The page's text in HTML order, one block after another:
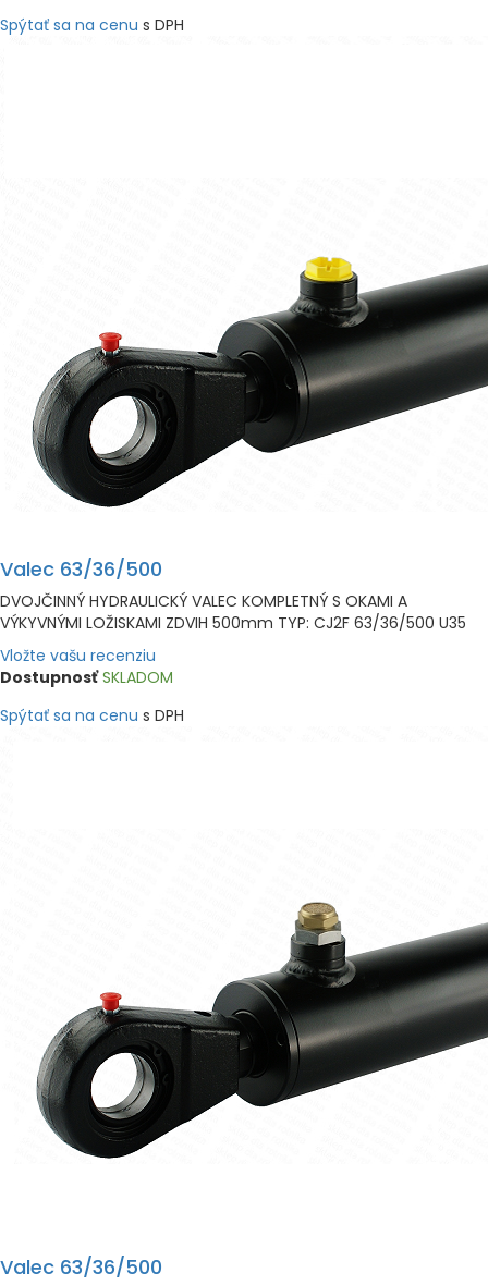
Spýtať sa na cenu s DPH
Valec 63/36/500
DVOJČINNÝ HYDRAULICKÝ VALEC KOMPLETNÝ S OKAMI A
VÝKYVNÝMI LOŽISKAMI ZDVIH 500mm TYP: CJ2F 63/36/500 U35
Vložte vašu recenziu
Dostupnosť SKLADOM
Spýtať sa na cenu s DPH
Valec 63/36/500